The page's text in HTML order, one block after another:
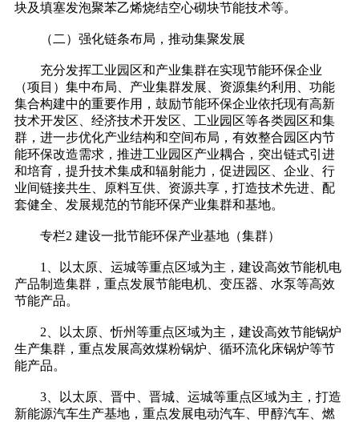
块及填塞发泡聚苯乙烯烧结空心砌块节能技术等。
（二）强化链条布局，推动集聚发展
充分发挥工业园区和产业集群在实现节能环保企业
（项目）集中布局、产业集群发展、资源集约利用、功能
集合构建中的重要作用，鼓励节能环保企业依托现有高新
技术开发区、经济技术开发区、工业园区等各类园区和集
群，进一步优化产业结构和空间布局，有效整合园区内节
能环保改造需求，推进工业园区产业耦合，突出链式引进
和培育，提升技术集成和辐射能力，促进园区、企业、行
业间链接共生、原料互供、资源共享，打造技术先进、配
套健全、发展规范的节能环保产业集群和基地。
专栏2 建设一批节能环保产业基地（集群）
1、以太原、运城等重点区域为主，建设高效节能机电
产品制造集群，重点发展节能电机、变压器、水泵等高效
节能产品。
2、以太原、忻州等重点区域为主，建设高效节能锅炉
生产集群，重点发展高效煤粉锅炉、循环流化床锅炉等节
能产品。
3、以太原、晋中、晋城、运城等重点区域为主，打造
新能源汽车生产基地，重点发展电动汽车、甲醇汽车、燃